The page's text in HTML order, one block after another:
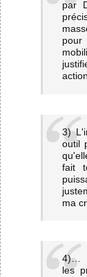
par
3)
outil
fait
ma
4)…
les